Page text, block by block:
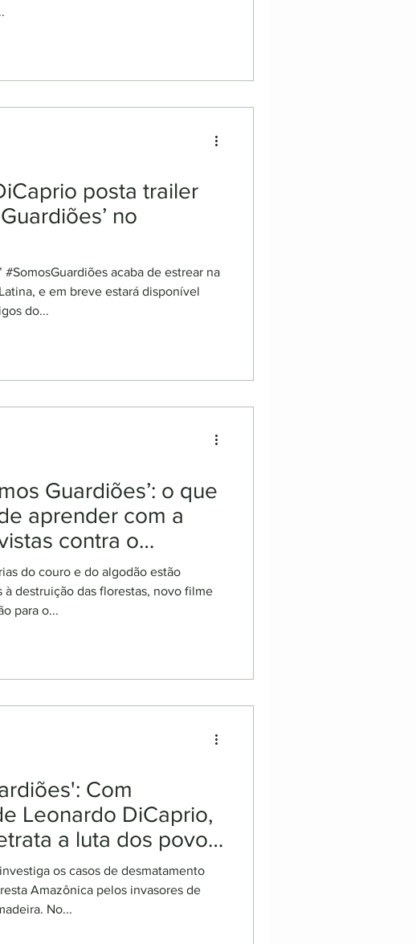
posta trailer
no
#SomosGuardiões acaba de estrear na
e em breve estará disponível
do...
Guardiões’: o que
aprender com a
contra o
do couro e do algodão estão
à destruição das florestas, novo filme
para o...
Com
Leonardo DiCaprio,
a luta dos povos
no Maranhão
os casos de desmatamento
Amazônica pelos invasores de
No...